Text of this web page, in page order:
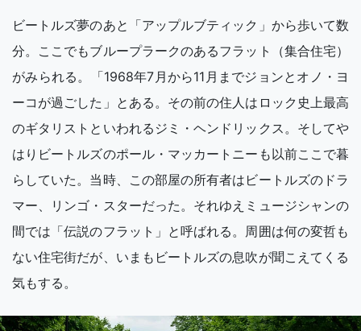
ビートルズ夢のあと「アップルブティック」から歩いて数
分。ここでもブループラークのあるフラット（集合住宅）
がみられる。「1968年7月から11月までジョンとオノ・ヨ
ーコが過ごした」とある。その前の住人はロック史上最高
のギタリストといわれるジミ・ヘンドリックス。そしてや
はりビートルズのポール・マッカートニーも以前ここで暮
らしていた。当時、この部屋の所有者はビートルズのドラ
マー、リンゴ・スターだった。それゆえミュージシャンの
間では「伝説のフラット」と呼ばれる。周囲は何の変哲も
ない住宅街だが、いまもビートルズの息吹が聞こえてくる
気もする。